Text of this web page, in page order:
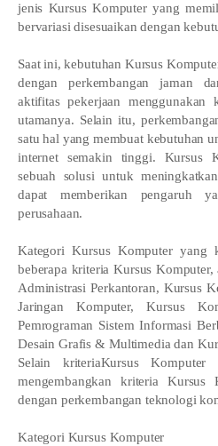
jenis Kursus Komputer yang
bervariasi disesuaikan dengan
Saat ini, kebutuhan Kursus
dengan perkembangan jaman
aktifitas pekerjaan menggunakan
utamanya. Selain itu,
satu hal yang membuat kebutuhan
internet semakin tinggi. Kursus
sebuah solusi untuk
dapat memberikan pengaruh
perusahaan.
Kategori Kursus Komputer yang
beberapa kriteria Kursus
Administrasi Perkantoran, Kursus
Jaringan Komputer, Kursus
Pemrograman Sistem Informasi
Desain Grafis & Multimedia dan
Selain kriteriaKursus
mengembangkan kriteria
dengan perkembangan teknologi
Kategori Kursus Komputer